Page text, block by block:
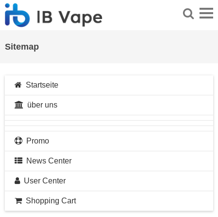
Sitemap
Startseite
über uns
Promo
News Center
User Center
Shopping Cart